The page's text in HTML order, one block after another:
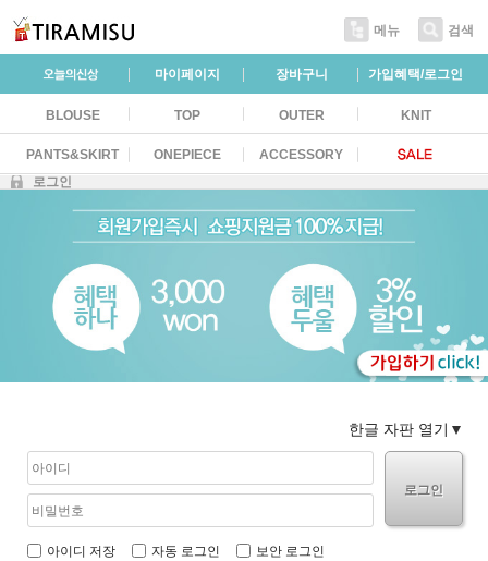
메뉴 검색
마이페이지 장바구니 가입혜택/로그인
BLOUSE TOP OUTER KNIT
PANTS&SKIRT ONEPIECE
ACCESSORY
로그인
한글 자판 열기
로그인
아이디 저장 자동 로그인 보안 로그인